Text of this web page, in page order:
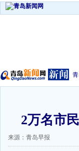
2万名市
来源：青岛早报